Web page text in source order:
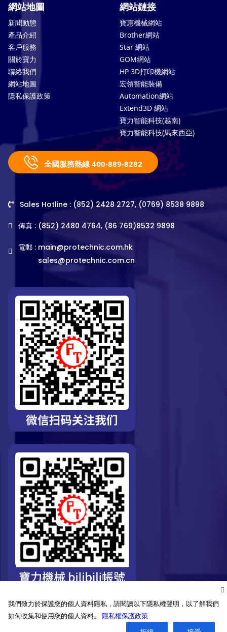
網站地圖
新聞動態
產品介紹
客戶服務
關於寶力
聯絡我們
網站地圖
隱私保護政策
網站鏈接
寶惠機械網站
Brother網站
Star 網站
GOM網站
HP 3D打印機網站
宏領智能裝備
Automation網站
Extend3D 網站
寶力智能科技(越南)
寶力智能科技(馬來西亞)
全國服務熱線 400-889-8282
Sales Hotline : (852) 2428 2727, (0769) 8538 9898
傳真 : (852) 2480 4764, (86 769)8532 9898
電郵 : main@protechnic.com.hk
sales@protechnic.com.cn
我們致力於保護您的個人資料隱私，請閱讀以下隱私權聲明，以了解我們
如何收集和使用您的個人資料。 隱私權保護政策